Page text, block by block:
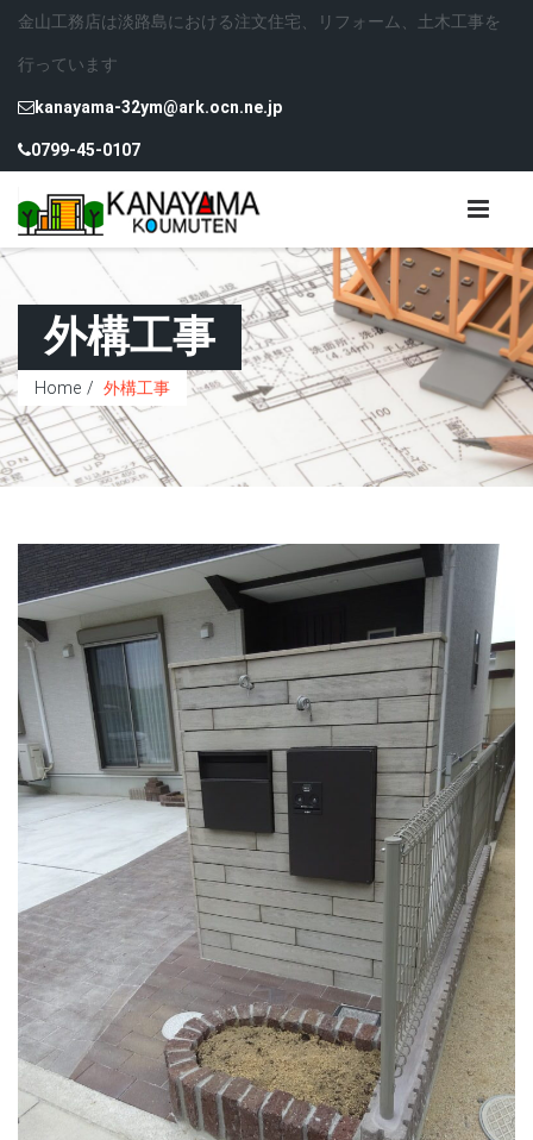
金山工務店は淡路島における注文住宅、リフォーム、土木工事を
行っています
kanayama-32ym@ark.ocn.ne.jp
0799-45-0107
外構工事
Home 外構工事